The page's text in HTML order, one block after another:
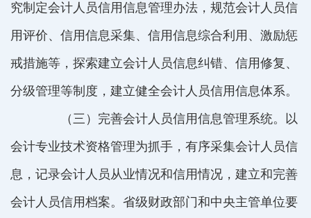
究制定会计人员信用信息管理办法，规范会计人员信
用评价、信用信息采集、信用信息综合利用、激励惩
戒措施等，探索建立会计人员信息纠错、信用修复、
分级管理等制度，建立健全会计人员信用信息体系。
（三）完善会计人员信用信息管理系统。以
会计专业技术资格管理为抓手，有序采集会计人员信
息，记录会计人员从业情况和信用情况，建立和完善
会计人员信用档案。省级财政部门和中央主管单位要